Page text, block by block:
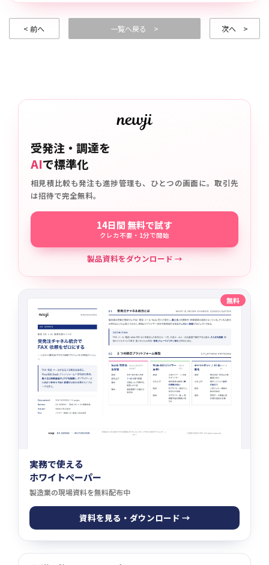
< 前へ 一覧へ戻る > 次へ >
受発注・調達を
AIで標準化
相見積比較も発注も進捗管理も、ひとつの画面に。取引先
は招待で完全無料。
14日間 無料で試す
クレカ不要・1分で開始
製品資料をダウンロード →
無料
実務で使える
ホワイトペーパー
製造業の現場資料を無料配布中
資料を見る・ダウンロード →